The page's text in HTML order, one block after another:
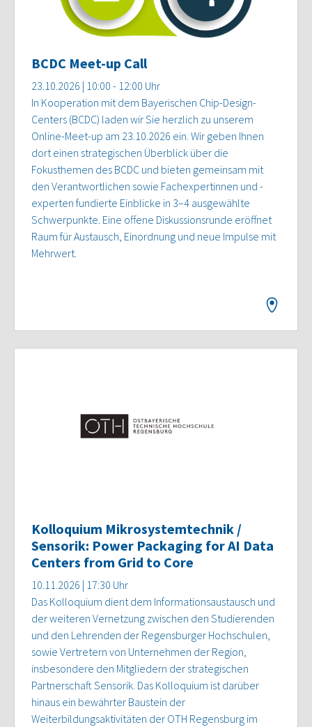
BCDC Meet-up Call
23.10.2026 | 10:00 - 12:00 Uhr
In Kooperation mit dem Bayerischen Chip-Design-
Centers (BCDC) laden wir Sie herzlich zu unserem
Online-Meet-up am 23.10.2026 ein. Wir geben Ihnen
dort einen strategischen Überblick über die
Fokusthemen des BCDC und bieten gemeinsam mit
den Verantwortlichen sowie Fachexpertinnen und -
experten fundierte Einblicke in 3–4 ausgewählte
Schwerpunkte. Eine offene Diskussionsrunde eröffnet
Raum für Austausch, Einordnung und neue Impulse mit
Mehrwert.
Kolloquium Mikrosystemtechnik /
Sensorik: Power Packaging for AI Data
Centers from Grid to Core
10.11.2026 | 17:30 Uhr
Das Kolloquium dient dem Informationsaustausch und
der weiteren Vernetzung zwischen den Studierenden
und den Lehrenden der Regensburger Hochschulen,
sowie Vertretern von Unternehmen der Region,
insbesondere den Mitgliedern der strategischen
Partnerschaft Sensorik. Das Kolloquium ist darüber
hinaus ein bewährter Baustein der
Weiterbildungsaktivitäten der OTH Regensburg im